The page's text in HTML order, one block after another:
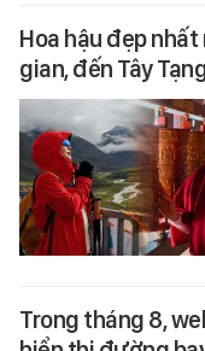
Hoa hậu đẹp
gian, đến Tây
Trong tháng 8,